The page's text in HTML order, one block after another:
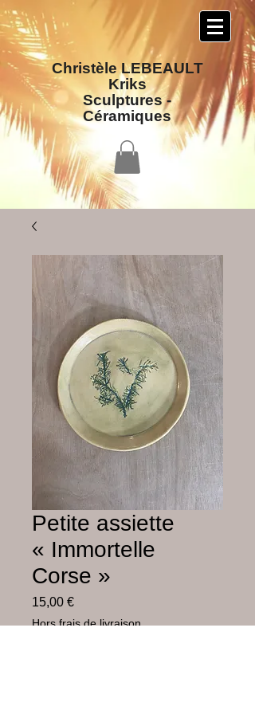
Christèle LEBEAULT
Kriks
Sculptures​ -
Céramiques
Petite assiette
« Immortelle
Corse »
15,00 €Prix
Hors frais de livraison